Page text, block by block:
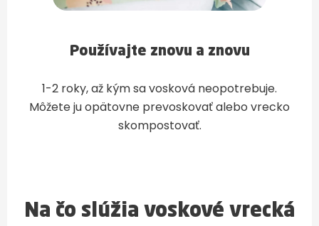
Používajte znovu a znovu
1-2 roky, až kým sa vosková neopotrebuje.
Môžete ju opätovne prevoskovať alebo vrecko
skompostovať.
Na čo slúžia voskové vrecká